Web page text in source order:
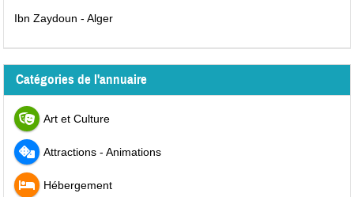
Ibn Zaydoun - Alger
Catégories de l'annuaire
Art et Culture
Attractions - Animations
Hébergement